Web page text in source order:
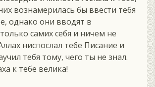
вознамерилась бы ввести тебя
однако они вводят в
самих себя и ничем не
ниспослал тебе Писание и
тебя тому, чего ты не знал.
к тебе велика!